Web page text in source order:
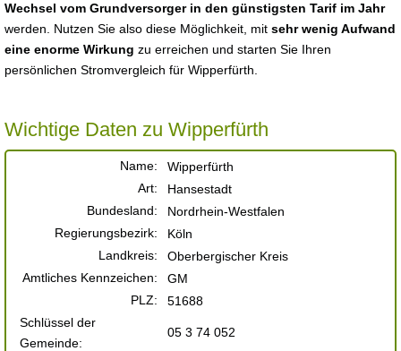
Wechsel vom Grundversorger in den günstigsten Tarif im Jahr
werden. Nutzen Sie also diese Möglichkeit, mit sehr wenig Aufwand
eine enorme Wirkung zu erreichen und starten Sie Ihren
persönlichen Stromvergleich für Wipperfürth.
Wichtige Daten zu Wipperfürth
Name:
Wipperfürth
Art:
Hansestadt
Bundesland:
Nordrhein-Westfalen
Regierungsbezirk:
Köln
Landkreis:
Oberbergischer Kreis
Amtliches Kennzeichen:
GM
PLZ:
51688
Schlüssel der
Gemeinde:
05 3 74 052